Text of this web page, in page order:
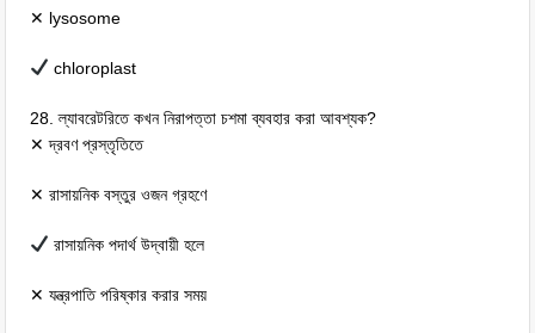
✕ lysosome
chloroplast
28. ল্যাবরেটরিতে কখন নিরাপত্তা চশমা ব্যবহার করা আবশ্যক?
✕ দ্রবণ প্রস্তৃতিতে
✕ রাসায়নিক বস্তুর ওজন গ্রহণে
রাসায়নিক পদার্থ উদ্বায়ী হলে
✕ যন্ত্রপাতি পরিষ্কার করার সময়